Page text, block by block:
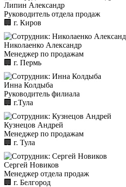
Липин Александр
Руководитель отдела продаж
🏢︎ г. Киров
Николаенко Александр
Менеджер по продажам
🏢︎ г. Пермь
Инна Колдыба
Руководитель филиала
🏢︎ г.Тула
Кузнецов Андрей
Менеджер по продажам
🏢︎ г. Тула
Сергей Новиков
Менеджер отдела продаж
🏢︎ г. Белгород